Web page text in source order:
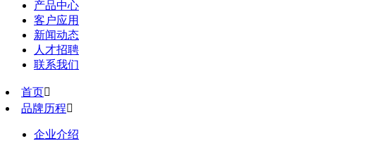
产品中心
客户应用
新闻动态
人才招聘
联系我们
首页
品牌历程
企业介绍